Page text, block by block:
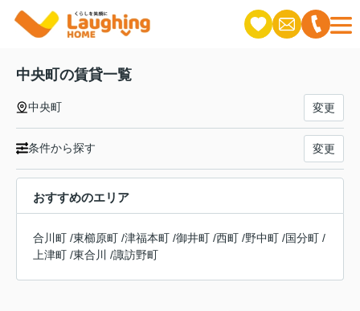
中央町の賃貸一覧
中央町 変更
条件から探す 変更
おすすめのエリア
合川町 /東櫛原町 /津福本町 /御井町 /西町 /野中町 /国分町 /
上津町 /東合川 /諏訪野町